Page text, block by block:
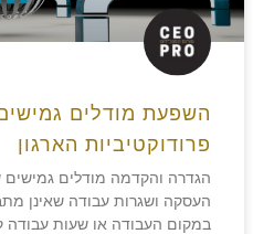
השפעת מודלים
פרודוקטיביות הארגון
הגדרה והקדמה מודלים
העסקה ושגרות עבודה שאינן
במקום העבודה או שעות